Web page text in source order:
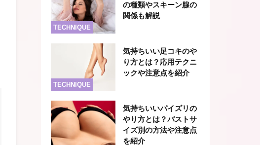
TECHNIQUE
の種類やスキーン腺の
関係も解説
TECHNIQUE
気持ちいい足コキのや
り方とは？応用テクニ
ックや注意点を紹介
気持ちいいパイズリの
やり方とは？バストサ
イズ別の方法や注意点
を紹介